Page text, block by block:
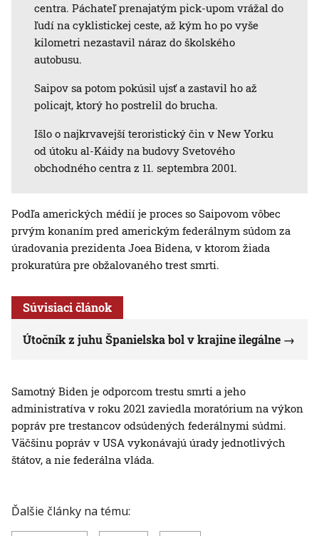
centra. Páchateľ prenajatým pick-upom vrážal do
ľudí na cyklistickej ceste, až kým ho po vyše
kilometri nezastavil náraz do školského
autobusu.
Saipov sa potom pokúsil ujsť a zastavil ho až
policajt, ktorý ho postrelil do brucha.
Išlo o najkrvavejší teroristický čin v New Yorku
od útoku al-Káidy na budovy Svetového
obchodného centra z 11. septembra 2001.
Podľa amerických médií je proces so Saipovom vôbec
prvým konaním pred americkým federálnym súdom za
úradovania prezidenta Joea Bidena, v ktorom žiada
prokuratúra pre obžalovaného trest smrti.
Súvisiaci článok
Útočník z juhu Španielska bol v krajine ilegálne
Samotný Biden je odporcom trestu smrti a jeho
administratíva v roku 2021 zaviedla moratórium na výkon
popráv pre trestancov odsúdených federálnymi súdmi.
Väčšinu popráv v USA vykonávajú úrady jednotlivých
štátov, a nie federálna vláda.
Ďalšie články na tému: